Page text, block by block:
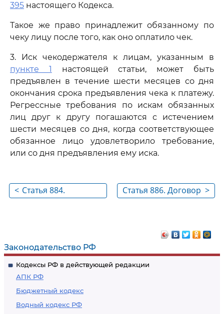
Законодательство РФ
Кодексы РФ в действующей редакции
АПК РФ
Бюджетный кодекс
Водный кодекс РФ
395 настоящего Кодекса.
Такое же право принадлежит обязанному по
чеку лицу после того, как оно оплатило чек.
3. Иск чекодержателя к лицам, указанным в
пункте 1 настоящей статьи, может быть
предъявлен в течение шести месяцев со дня
окончания срока предъявления чека к платежу.
Регрессные требования по искам обязанных
лиц друг к другу погашаются с истечением
шести месяцев со дня, когда соответствующее
обязанное лицо удовлетворило требование,
или со дня предъявления ему иска.
< Статья 884.
>
Статья 886. Договор